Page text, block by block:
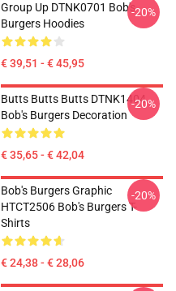
Group Up DTNK0701 Bob's
Burgers Hoodies
€ 39,51 - € 45,95
-20%
Butts Butts Butts DTNK1404
Bob's Burgers Decoration
€ 35,65 - € 42,04
-20%
Bob's Burgers Graphic
HTCT2506 Bob's Burgers T-
Shirts
€ 24,38 - € 28,06
-20%